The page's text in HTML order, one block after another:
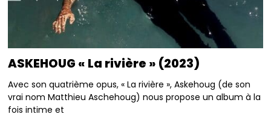
ASKEHOUG « La rivière » (2023)
Avec son quatrième opus, « La rivière », Askehoug (de son
vrai nom Matthieu Aschehoug) nous propose un album à la
fois intime et